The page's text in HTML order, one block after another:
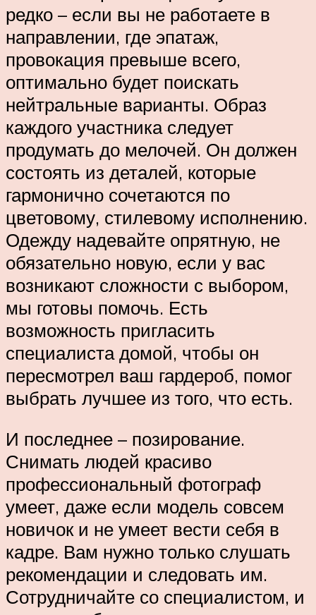
редко – если вы не работаете в
направлении, где эпатаж,
провокация превыше всего,
оптимально будет поискать
нейтральные варианты. Образ
каждого участника следует
продумать до мелочей. Он должен
состоять из деталей, которые
гармонично сочетаются по
цветовому, стилевому исполнению.
Одежду надевайте опрятную, не
обязательно новую, если у вас
возникают сложности с выбором,
мы готовы помочь. Есть
возможность пригласить
специалиста домой, чтобы он
пересмотрел ваш гардероб, помог
выбрать лучшее из того, что есть.
И последнее – позирование.
Снимать людей красиво
профессиональный фотограф
умеет, даже если модель совсем
новичок и не умеет вести себя в
кадре. Вам нужно только слушать
рекомендации и следовать им.
Сотрудничайте со специалистом, и